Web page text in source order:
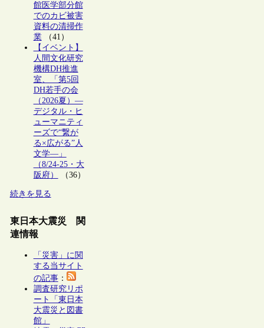
館医学部分館
でのカビ被害
資料の清掃作
業（41）
【イベント】
人間文化研究
機構DH推進
室、「第5回
DH若手の会
（2026夏）―
デジタル・ヒ
ューマニティ
ーズで“繋が
る×広がる”人
文学―」
（8/24-25・大
阪府）
（36）
続きを見る
東日本大震災 関
連情報
「災害」に関
する当サイト
の記事：
調査研究リポ
ート「東日本
大震災と図書
館」